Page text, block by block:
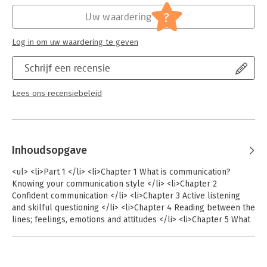
what to say to help others open up to you Feel confident about
communicating with a wide range of people
Schrijf een recensie
Lees ons recensiebeleid
Uw waardering ?
Log in om uw waardering te geven
Inhoudsopgave
<ul> <li>Part 1 </li> <li>Chapter 1 What is communication?
Knowing your communication style </li> <li>Chapter 2
Confident communication </li> <li>Chapter 3 Active listening
and skilful questioning </li> <li>Chapter 4 Reading between the
lines; feelings, emotions and attitudes </li> <li>Chapter 5 What